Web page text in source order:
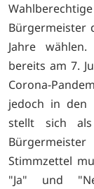
Bürgermeister
Jahre
bereits am 7.
Corona-
jedoch in den
stellt sich
Stimmzettel
"Ja" und